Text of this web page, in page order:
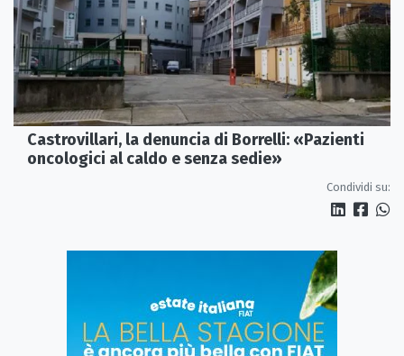
Castrovillari, la denuncia di Borrelli: «Pazienti
oncologici al caldo e senza sedie»
Condividi su: